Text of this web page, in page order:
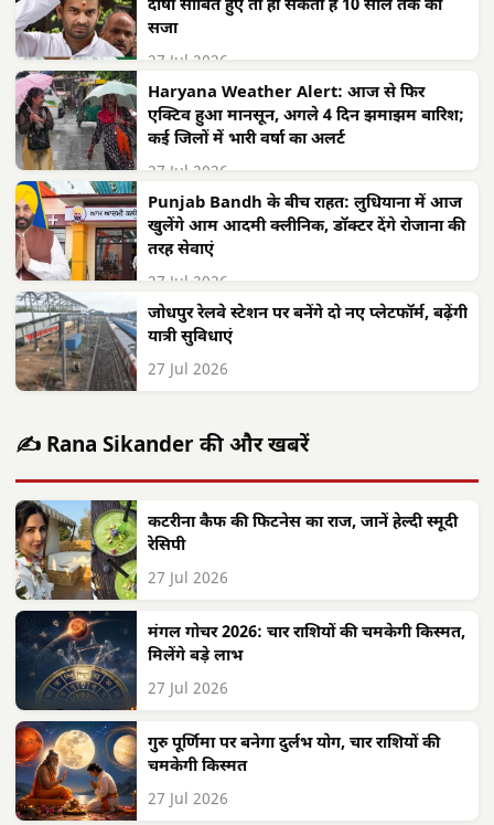
दोषी साबित हुए तो हो सकती है 10 साल तक की
सजा
27 Jul 2026
Haryana Weather Alert: आज से फिर
एक्टिव हुआ मानसून, अगले 4 दिन झमाझम बारिश;
कई जिलों में भारी वर्षा का अलर्ट
27 Jul 2026
Punjab Bandh के बीच राहत: लुधियाना में आज
खुलेंगे आम आदमी क्लीनिक, डॉक्टर देंगे रोजाना की
तरह सेवाएं
27 Jul 2026
जोधपुर रेलवे स्टेशन पर बनेंगे दो नए प्लेटफॉर्म, बढ़ेंगी
यात्री सुविधाएं
27 Jul 2026
✍️ Rana Sikander की और खबरें
कटरीना कैफ की फिटनेस का राज, जानें हेल्दी स्मूदी
रेसिपी
27 Jul 2026
मंगल गोचर 2026: चार राशियों की चमकेगी किस्मत,
मिलेंगे बड़े लाभ
27 Jul 2026
गुरु पूर्णिमा पर बनेगा दुर्लभ योग, चार राशियों की
चमकेगी किस्मत
27 Jul 2026